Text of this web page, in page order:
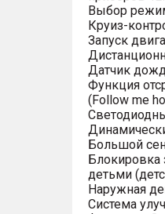
Выбор
Круиз-
Запуск
Датчик
Функция
(Follow me
Большой
Блокировка
детьми
Наружная
Система